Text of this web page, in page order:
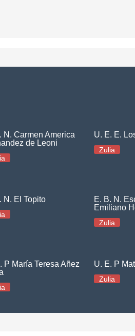
N. Carmen America
de Leoni
U. E. E.
Zulia
N. El Topito
E. B. N.
Emiliano
Zulia
P María Teresa Añez
U. E. P
Zulia